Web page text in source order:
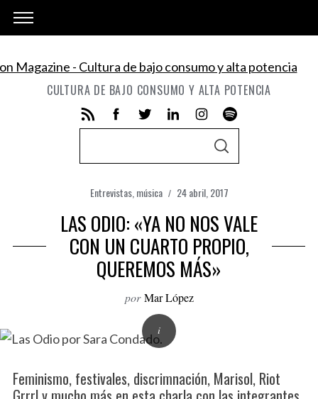
CULTURA DE BAJO CONSUMO Y ALTA POTENCIA
c
h
f
S
C
H
Entrevistas, música 24 abril, 2017
LAS ODIO: «YA NO NOS VALE
CON UN CUARTO PROPIO,
QUEREMOS MÁS»
por Mar López
Feminismo, festivales, discrimnación, Marisol, Riot